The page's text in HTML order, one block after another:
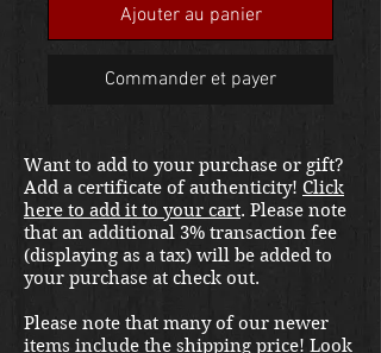
Ajouter au panier
Commander et payer
Want to add to your purchase or gift?
Add a certificate of authenticity! Click
here to add it to your cart. Please note
that an additional 3% transaction fee
(displaying as a tax) will be added to
your purchase at check out.
Please note that many of our newer
items include the shipping price! Look